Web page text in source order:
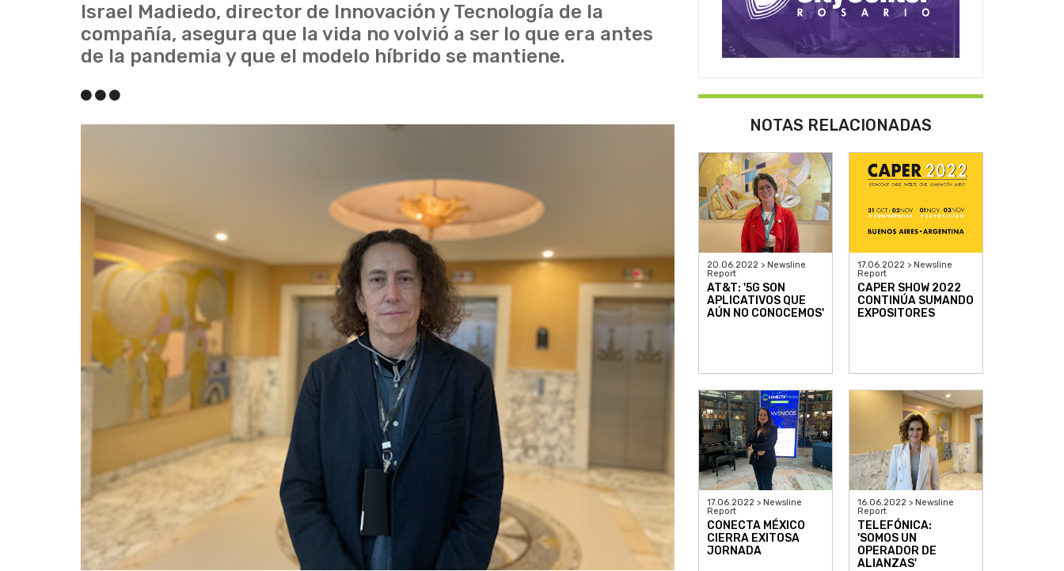
Israel Madiedo, director de Innovación y Tecnología de la
compañía, asegura que la vida no volvió a ser lo que era antes
de la pandemia y que el modelo híbrido se mantiene.
NOTAS RELACIONADAS
20.06.2022 > Newsline
Report
AT&T: '5G SON
APLICATIVOS QUE
AÚN NO CONOCEMOS'
17.06.2022 > Newsline
Report
CAPER SHOW 2022
CONTINÚA SUMANDO
EXPOSITORES
17.06.2022 > Newsline
Report
CONECTA MÉXICO
CIERRA EXITOSA
JORNADA
16.06.2022 > Newsline
Report
TELEFÓNICA:
'SOMOS UN
OPERADOR DE
ALIANZAS'